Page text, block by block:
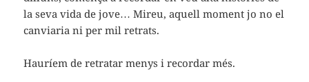
la seva vida de jove… Mireu, aquell moment jo no el
canviaria ni per mil retrats.
Hauríem de retratar menys i recordar més.